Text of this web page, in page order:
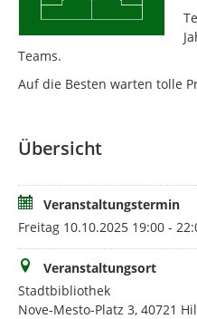
Teams.
Auf die Besten warten tolle
Übersicht
Veranstaltungstermin
Freitag 10.10.2025 19:00 -
Veranstaltungsort
Stadtbibliothek
Nove-Mesto-Platz 3, 40721